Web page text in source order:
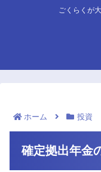
ごくらくが
ホーム 投資
確定拠出年金